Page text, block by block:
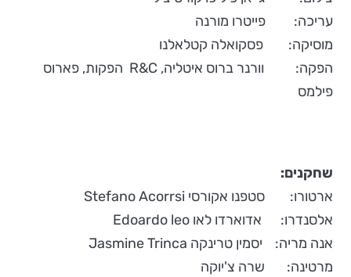
עריכה: פייטרו מורנה
מוסיקה: פסקואלה קטלאלנו
הפקה: וורנר ברוס איטליה, R&C הפקות, פארוס
פילמס
שחקנים:
ארטורו: סטפנו אקורסי Stefano Acorrsi
אלסנדרו: אדוארדו לאו Edoardo leo
אנה מריה: יסמין טרינקה Jasmine Trinca
מרטינה: שרה צ'יוקה